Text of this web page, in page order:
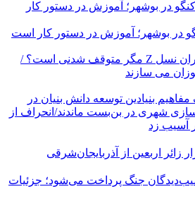
در بوشهر؛ آموزش در دستور کار است
سیلیکن ولیِ تهران؛ این ایران نسل Z مگر متوقف شدنی است؟ /
می سازند
بنیادین توسعه دانش بنیان در
شهری در بن‌بست ماندند/انحراف از
جنگ پرداخت می‌شود؛ جزئیات